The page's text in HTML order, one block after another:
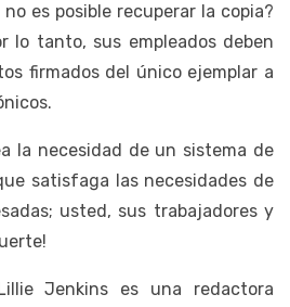
es posible recuperar la copia?
lo tanto, sus empleados deben
firmados del único ejemplar a
la necesidad de un sistema de
satisfaga las necesidades de
usted, sus trabajadores y
Jenkins es una redactora